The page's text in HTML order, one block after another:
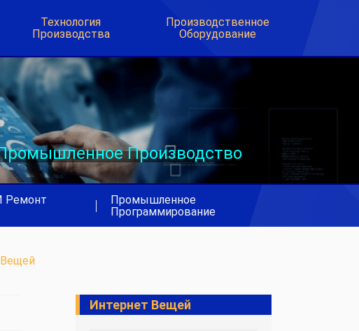
Технология
Производства
Производственное
Оборудование
Производство
Ремонт
Промышленное
Программирование
Интернет Вещей